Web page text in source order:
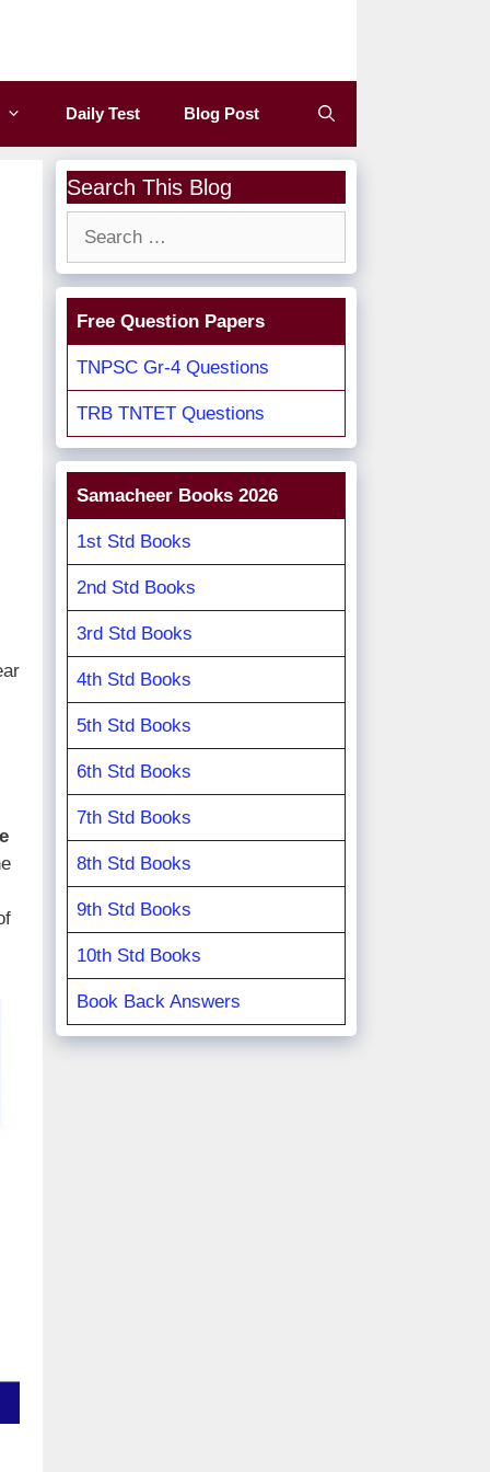
Daily Test Blog Post
Search This Blog
Free Question Papers
TNPSC Gr-4 Questions
TRB TNTET Questions
Samacheer Books 2026
1st Std Books
2nd Std Books
3rd Std Books
4th Std Books
5th Std Books
6th Std Books
7th Std Books
8th Std Books
9th Std Books
10th Std Books
Book Back Answers